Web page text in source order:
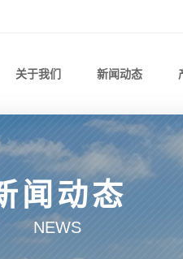
关于我们 新闻动态
闻动态
NEWS